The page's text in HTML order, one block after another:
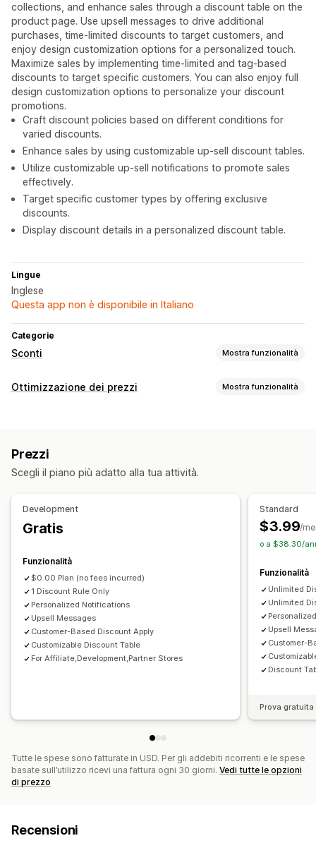
collections, and enhance sales through a discount table on the
product page. Use upsell messages to drive additional
purchases, time-limited discounts to target customers, and
enjoy design customization options for a personalized touch.
Maximize sales by implementing time-limited and tag-based
discounts to target specific customers. You can also enjoy full
design customization options to personalize your discount
promotions.
Craft discount policies based on different conditions for
varied discounts.
Enhance sales by using customizable up-sell discount tables.
Utilize customizable up-sell notifications to promote sales
effectively.
Target specific customer types by offering exclusive
discounts.
Display discount details in a personalized discount table.
Lingue
Inglese
Questa app non è disponibile in Italiano
Categorie
Sconti Mostra funzionalità
Tipo di sconto
Prezzi dinamici
Trigger e regole
Ottimizzazione dei prezzi Mostra funzionalità
Sconti progressivi
Programmazione
Modifica in blocco
Prezzi
Scegli il piano più adatto alla tua attività.
Development
Gratis
Funzionalità
$0.00 Plan (no fees incurred)
1 Discount Rule Only
Personalized Notifications
Upsell Messages
Customer-Based Discount Apply
Customizable Discount Table
For Affiliate,Development,Partner Stores
Standard
$3.99/
o a $38.30/
Funzionalità
Unlimited
Unlimited
Upsell
Customer-
Discount
Prova
Tutte le spese sono fatturate in USD. Per gli addebiti ricorrenti e le spese
basate sull’utilizzo ricevi una fattura ogni 30 giorni. Vedi tutte le opzioni
di prezzo
Recensioni